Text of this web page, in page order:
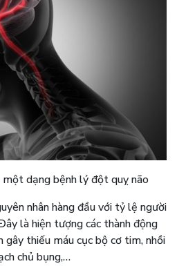
dạng bệnh lý đột quỵ não
nhân hàng đầu với tỷ lệ người
là hiện tượng các thành động
gây thiếu máu cục bộ cơ tim, nhồi
chủ bụng,…